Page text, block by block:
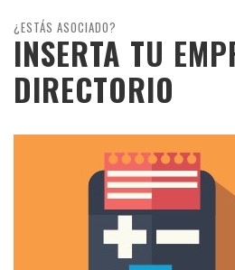
¿ESTÁS ASOCIADO?
INSERTA TU
DIRECTORIO